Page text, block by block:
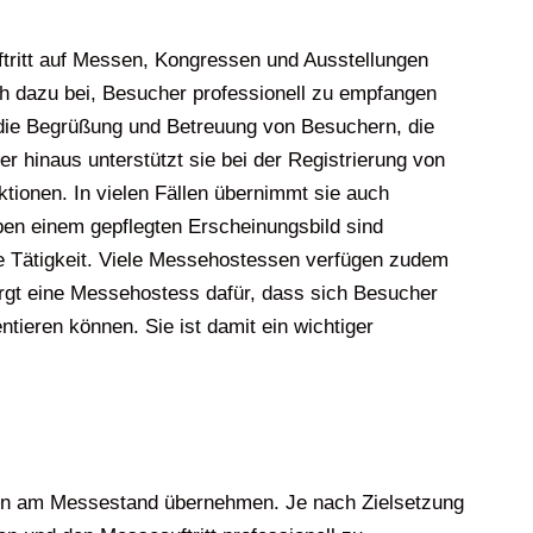
auf Messen, Kongressen und Ausstellungen
dazu bei, Besucher professionell zu empfangen
Begrüßung und Betreuung von Besuchern, die
hinaus unterstützt sie bei der Registrierung von
In vielen Fällen übernimmt sie auch
einem gepflegten Erscheinungsbild sind
Viele Messehostessen verfügen zudem
eine Messehostess dafür, dass sich Besucher
können. Sie ist damit ein wichtiger
am Messestand übernehmen. Je nach Zielsetzung